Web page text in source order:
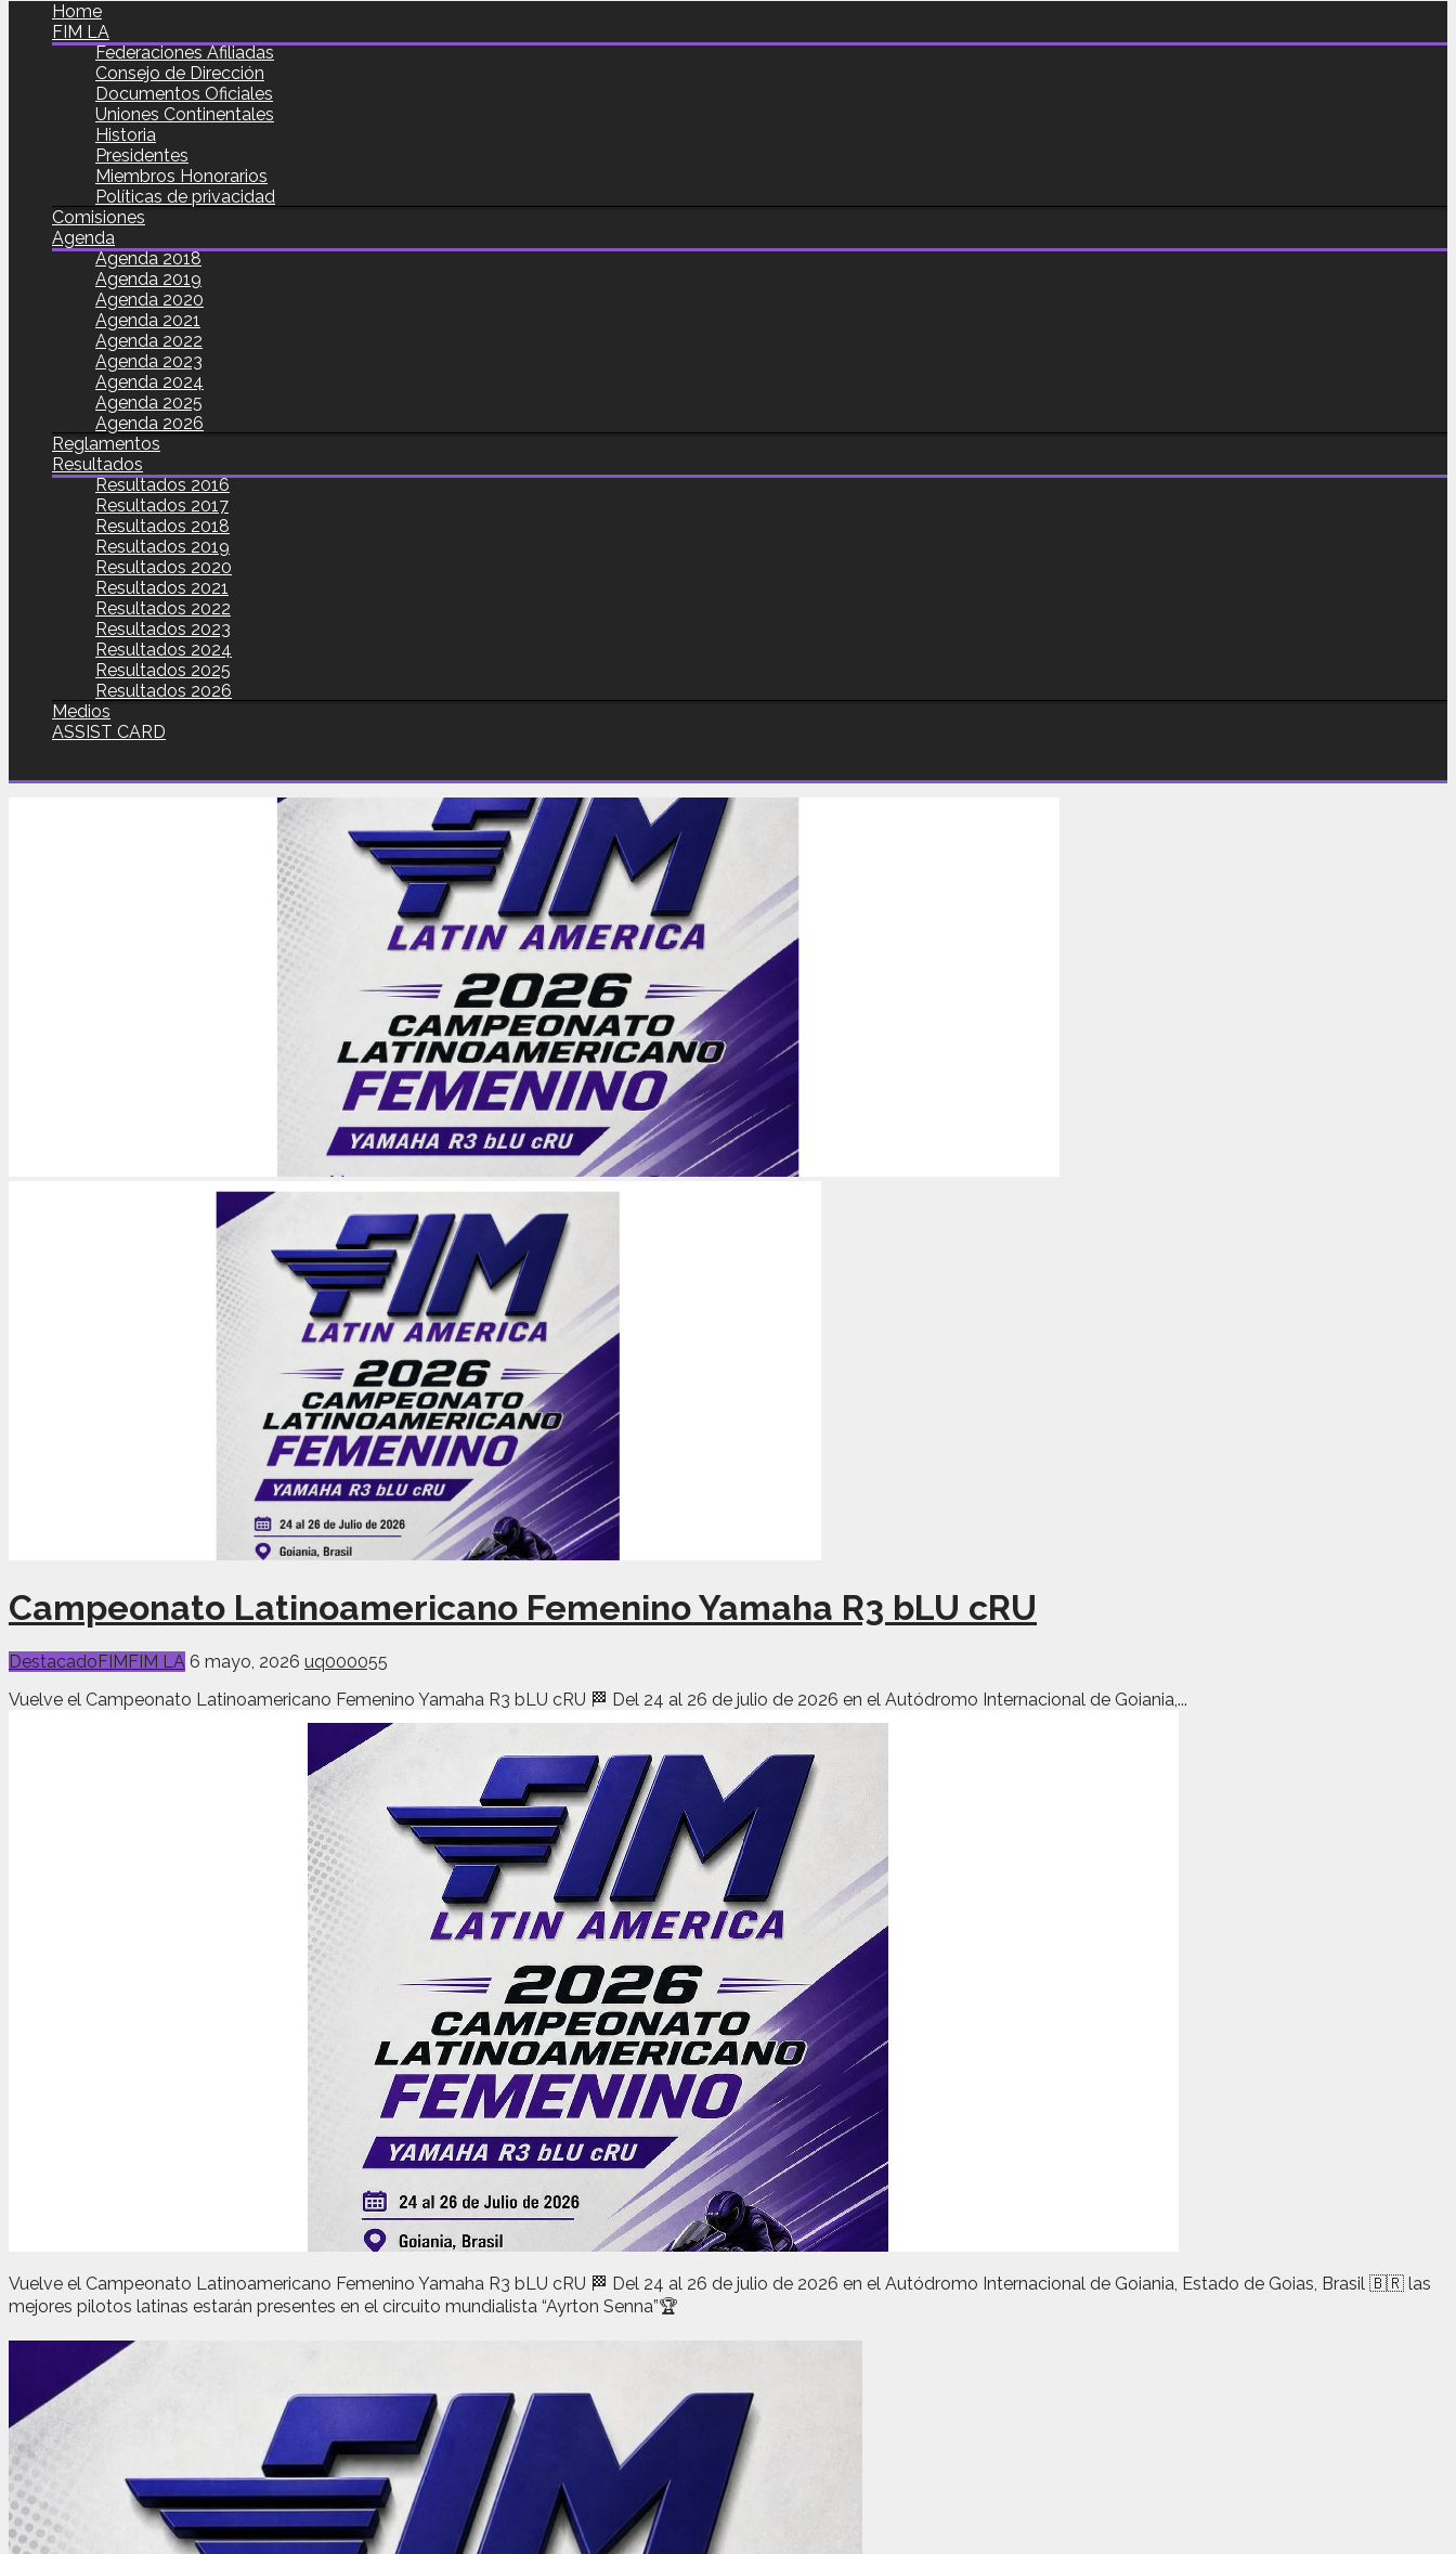
Home
FIM LA
Federaciones Afiliadas
Consejo de Dirección
Documentos Oficiales
Uniones Continentales
Historia
Presidentes
Miembros Honorarios
Políticas de privacidad
Comisiones
Agenda
Agenda 2018
Agenda 2019
Agenda 2020
Agenda 2021
Agenda 2022
Agenda 2023
Agenda 2024
Agenda 2025
Agenda 2026
Reglamentos
Resultados
Resultados 2016
Resultados 2017
Resultados 2018
Resultados 2019
Resultados 2020
Resultados 2021
Resultados 2022
Resultados 2023
Resultados 2024
Resultados 2025
Resultados 2026
Medios
ASSIST CARD
Campeonato Latinoamericano Femenino Yamaha R3 bLU cRU
DestacadoFIMFIM LA 6 mayo, 2026 uq000055
Vuelve el Campeonato Latinoamericano Femenino Yamaha R3 bLU cRU 🏁 Del 24 al 26 de julio de 2026 en el Autódromo Internacional de Goiania,...
Vuelve el Campeonato Latinoamericano Femenino Yamaha R3 bLU cRU 🏁 Del 24 al 26 de julio de 2026 en el Autódromo Internacional de Goiania, Estado de Goias, Brasil 🇧🇷 las
mejores pilotos latinas estarán presentes en el circuito mundialista “Ayrton Senna”🏆